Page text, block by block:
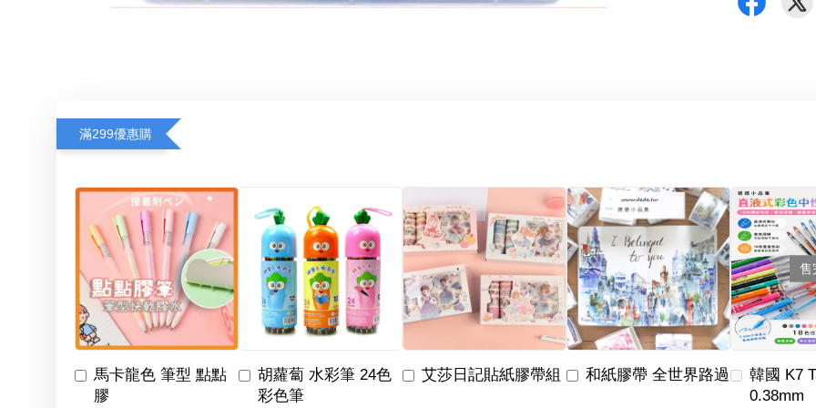
滿299優惠購
馬卡龍色 筆型 點點
膠
胡蘿蔔 水彩筆 24色
彩色筆
艾莎日記貼紙膠帶組 和紙膠帶 全世界路過
售
韓國 K7
0.38mm